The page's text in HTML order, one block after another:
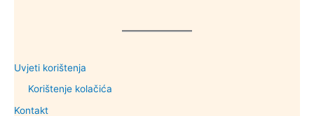
Uvjeti korištenja
Korištenje kolačića
Kontakt